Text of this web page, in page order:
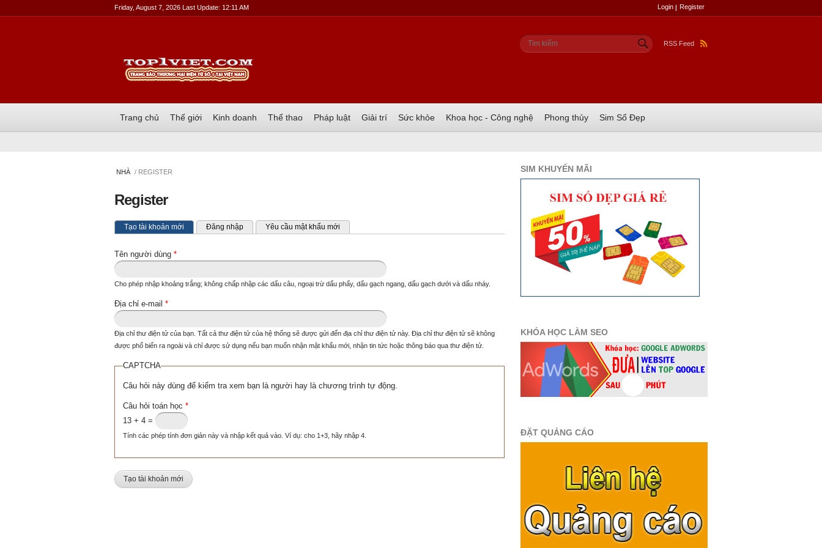
Friday, August 7, 2026 Last Update: 12:11 AM Login Register
RSS Feed
Biểu mẫu tìm kiếm
Tìm kiếm
Trang chủ Thế giới Kinh doanh Thể thao Pháp luật Giải trí Sức khỏe Khoa học - Công nghệ Phong thủy Sim Số Đẹp
NHÀ / REGISTER
Register
Tab chính
Tạo tài khoản mới (tab hoạt động)
Đăng nhập Yêu cầu mật khẩu mới
Tên người dùng *
Cho phép nhập khoảng trắng; không chấp nhập các dấu câu, ngoại trừ dấu phẩy, dấu gạch ngang, dấu gạch dưới và dấu nháy.
Địa chỉ e-mail *
Địa chỉ thư điện tử của bạn. Tất cả thư điện tử của hệ thống sẽ được gửi đến địa chỉ thư điện tử này. Địa chỉ thư điện tử sẽ không
được phổ biến ra ngoài và chỉ được sử dụng nếu bạn muốn nhận mật khẩu mới, nhận tin tức hoặc thông báo qua thư điện tử.
CAPTCHA
Câu hỏi này dùng để kiểm tra xem bạn là người hay là chương trình tự động.
Câu hỏi toán học *
13 + 4 =
Tính các phép tính đơn giản này và nhập kết quả vào. Ví dụ: cho 1+3, hãy nhập 4.
SIM KHUYẾN MÃI
KHÓA HỌC LÀM SEO
ĐẶT QUẢNG CÁO